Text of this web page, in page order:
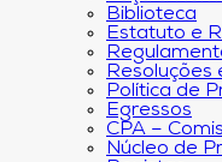
Biblioteca
Estatuto e
Resoluções
Política de
Egressos
CPA –
Núcleo de